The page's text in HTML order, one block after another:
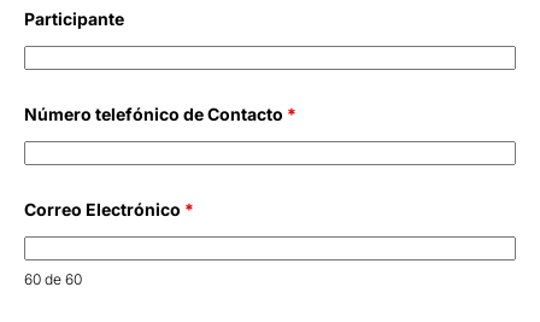
Participante
Número telefónico de Contacto *
Correo Electrónico *
60 de 60